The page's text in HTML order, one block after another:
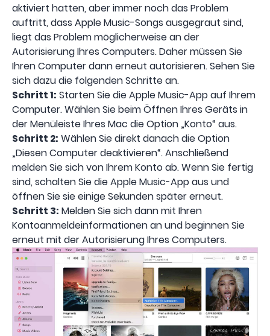
aktiviert hatten, aber immer noch das Problem
auftritt, dass Apple Music-Songs ausgegraut sind,
liegt das Problem möglicherweise an der
Autorisierung Ihres Computers. Daher müssen Sie
Ihren Computer dann erneut autorisieren. Sehen Sie
sich dazu die folgenden Schritte an.
Schritt 1: Starten Sie die Apple Music-App auf Ihrem
Computer. Wählen Sie beim Öffnen Ihres Geräts in
der Menüleiste Ihres Mac die Option „Konto“ aus.
Schritt 2: Wählen Sie direkt danach die Option
„Diesen Computer deaktivieren“. Anschließend
melden Sie sich von Ihrem Konto ab. Wenn Sie fertig
sind, schalten Sie die Apple Music-App aus und
öffnen Sie sie einige Sekunden später erneut.
Schritt 3: Melden Sie sich dann mit Ihren
Kontoanmeldeinformationen an und beginnen Sie
erneut mit der Autorisierung Ihres Computers.